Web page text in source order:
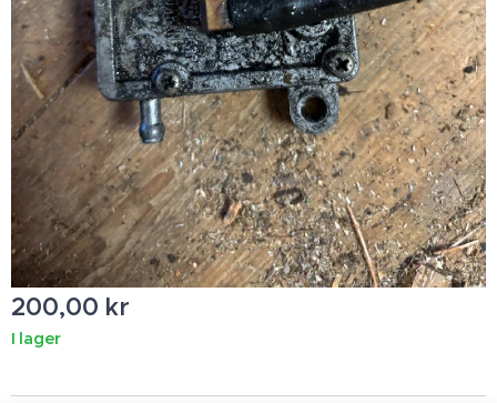
200,00 kr
I lager